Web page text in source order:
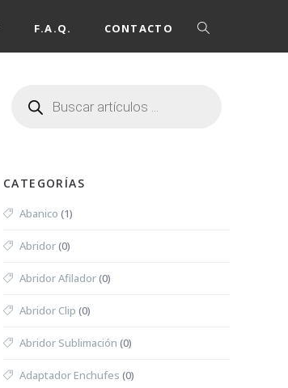
F.A.Q. CONTACTO
CATEGORÍAS
Abanico (1)
Abridor(0)
Abridor Afilador(0)
Abridor Clip (0)
Abridor Sublimación (0)
Adaptador Enchufes (0)